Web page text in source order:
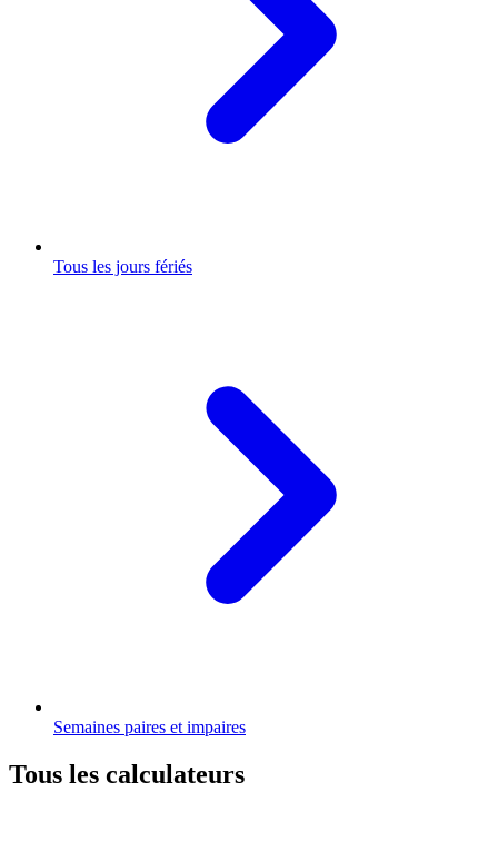
Tous les jours fériés
Semaines paires et impaires
Tous les calculateurs